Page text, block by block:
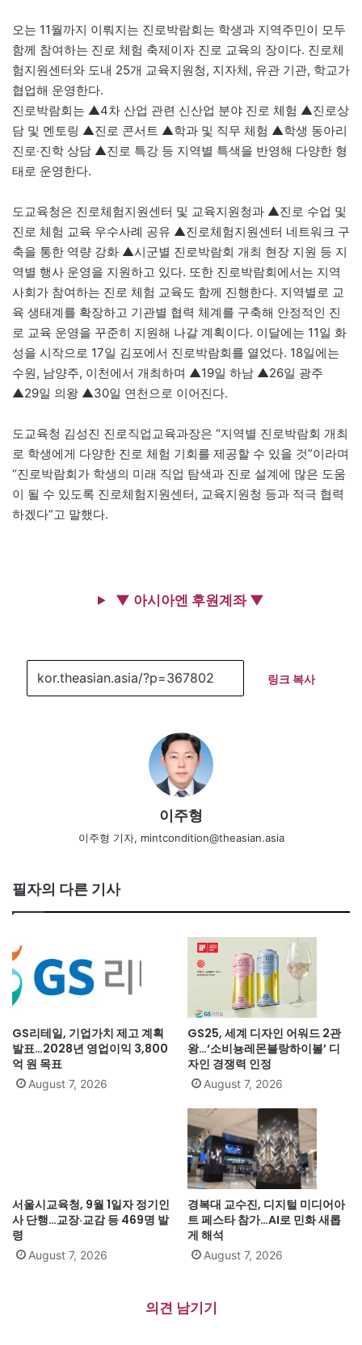
오는 11월까지 이뤄지는 진로박람회는 학생과 지역주민이 모두
함께 참여하는 진로 체험 축제이자 진로 교육의 장이다. 진로체
험지원센터와 도내 25개 교육지원청, 지자체, 유관 기관, 학교가
협업해 운영한다.
진로박람회는 ▲4차 산업 관련 신산업 분야 진로 체험 ▲진로상
담 및 멘토링 ▲진로 콘서트 ▲학과 및 직무 체험 ▲학생 동아리
진로‧진학 상담 ▲진로 특강 등 지역별 특색을 반영해 다양한 형
태로 운영한다.
도교육청은 진로체험지원센터 및 교육지원청과 ▲진로 수업 및
진로 체험 교육 우수사례 공유 ▲진로체험지원센터 네트워크 구
축을 통한 역량 강화 ▲시군별 진로박람회 개최 현장 지원 등 지
역별 행사 운영을 지원하고 있다. 또한 진로박람회에서는 지역
사회가 참여하는 진로 체험 교육도 함께 진행한다. 지역별로 교
육 생태계를 확장하고 기관별 협력 체계를 구축해 안정적인 진
로 교육 운영을 꾸준히 지원해 나갈 계획이다. 이달에는 11일 화
성을 시작으로 17일 김포에서 진로박람회를 열었다. 18일에는
수원, 남양주, 이천에서 개최하며 ▲19일 하남 ▲26일 광주
▲29일 의왕 ▲30일 연천으로 이어진다.
도교육청 김성진 진로직업교육과장은 “지역별 진로박람회 개최
로 학생에게 다양한 진로 체험 기회를 제공할 수 있을 것”이라며
“진로박람회가 학생의 미래 직업 탐색과 진로 설계에 많은 도움
이 될 수 있도록 진로체험지원센터, 교육지원청 등과 적극 협력
하겠다”고 말했다.
▼ 아시아엔 후원계좌 ▼
링크 복사
이주형
이주형 기자, mintcondition@theasian.asia
필자의 다른 기사
GS리테일, 기업가치 제고 계획
발표…2028년 영업이익 3,800
억 원 목표
August 7, 2026
GS25, 세계 디자인 어워드 2관
왕…‘소비뇽레몬블랑하이볼’ 디
자인 경쟁력 인정
August 7, 2026
서울시교육청, 9월 1일자 정기인
사 단행…교장·교감 등 469명 발
령
August 7, 2026
경복대 교수진, 디지털 미디어아
트 페스타 참가…AI로 민화 새롭
게 해석
August 7, 2026
의견 남기기